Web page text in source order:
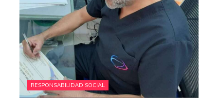
RESPONSABILIDAD SOCIAL